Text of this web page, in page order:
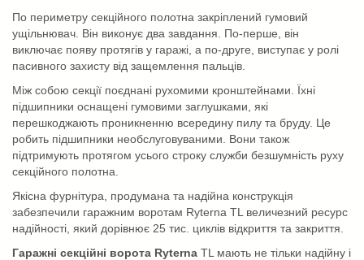
По периметру секційного полотна закріплений гумовий
ущільнювач. Він виконує два завдання. По-перше, він
виключає появу протягів у гаражі, а по-друге, виступає у ролі
пасивного захисту від защемлення пальців.
Між собою секції поєднані рухомими кронштейнами. Їхні
підшипники оснащені гумовими заглушками, які
перешкоджають проникненню всередину пилу та бруду. Це
робить підшипники необслуговуваними. Вони також
підтримують протягом усього строку служби безшумність руху
секційного полотна.
Якісна фурнітура, продумана та надійна конструкція
забезпечили гаражним воротам Ryterna TL величезний ресурс
надійності, який дорівнює 25 тис. циклів відкриття та закриття.
Гаражні секційні ворота Ryterna TL мають не тільки надійну і